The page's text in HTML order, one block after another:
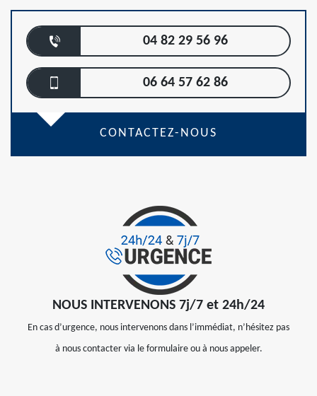
04 82 29 56 96
06 64 57 62 86
CONTACTEZ-NOUS
NOUS INTERVENONS 7j/7 et 24h/24
En cas d’urgence, nous intervenons dans l’immédiat, n’hésitez pas
à nous contacter via le formulaire ou à nous appeler.